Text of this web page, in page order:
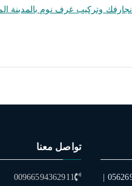
نجارفك وتركيب غرف نوم بالمدينة
تواصل معنا
00966594362911